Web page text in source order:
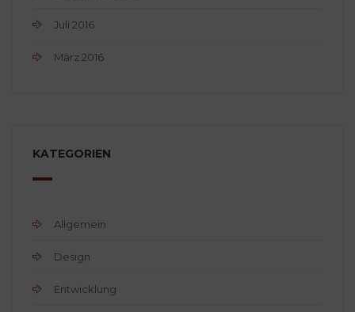
Juli 2016
März 2016
KATEGORIEN
Allgemein
Design
Entwicklung